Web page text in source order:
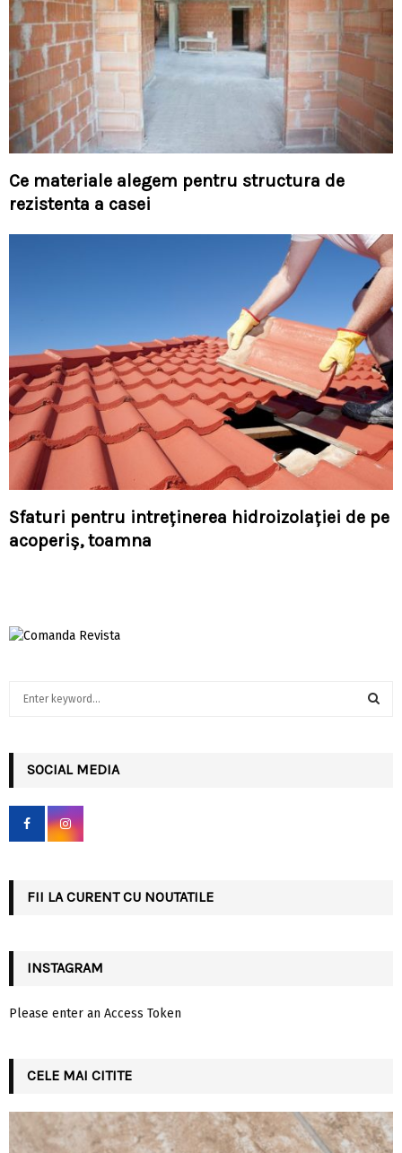
Ce materiale alegem pentru structura de
rezistenta a casei
Sfaturi pentru intreținerea hidroizolației de pe
acoperiș, toamna
h
f
r
SOCIAL MEDIA
FII LA CURENT CU NOUTATILE
INSTAGRAM
Please enter an Access Token
CELE MAI CITITE